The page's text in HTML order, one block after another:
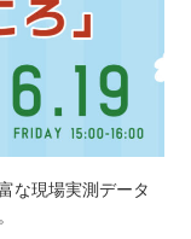
な現場実測データ